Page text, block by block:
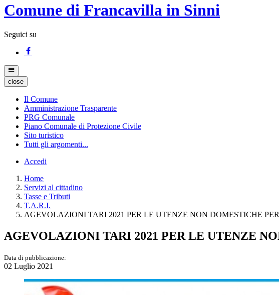
Comune di Francavilla in Sinni
Seguici su
close
Il Comune
Amministrazione Trasparente
PRG Comunale
Piano Comunale di Protezione Civile
Sito turistico
Tutti gli argomenti...
Accedi
Home
Servizi al cittadino
Tasse e Tributi
T.A.R.I.
AGEVOLAZIONI TARI 2021 PER LE UTENZE NON DOMESTICHE
AGEVOLAZIONI TARI 2021 PER LE UTENZE
Data di pubblicazione:
02 Luglio 2021